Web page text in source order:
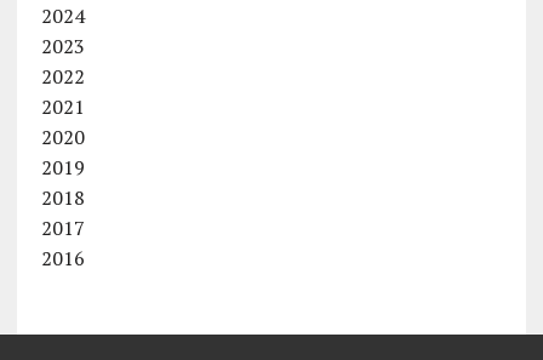
2024
2023
2022
2021
2020
2019
2018
2017
2016